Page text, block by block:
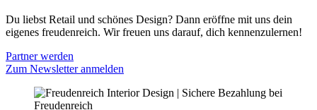
Du liebst Retail und schönes Design? Dann eröffne mit uns dein
eigenes freudenreich. Wir freuen uns darauf, dich kennenzulernen!
Partner werden
Zum Newsletter anmelden